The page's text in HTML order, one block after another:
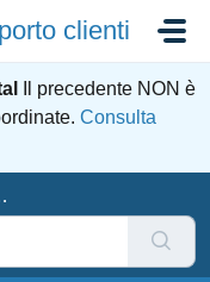
clienti
Il precedente NON è
Consulta